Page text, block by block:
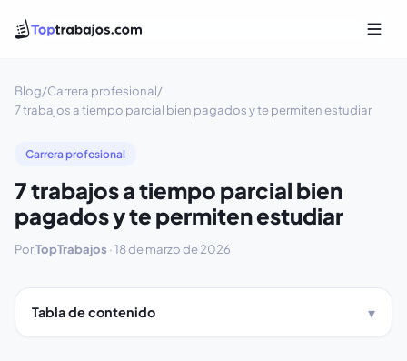
Blog/Carrera profesional/
7 trabajos a tiempo parcial bien pagados y te permiten estudiar
Carrera profesional
7 trabajos a tiempo parcial bien
pagados y te permiten estudiar
PorTopTrabajos ·18 de marzo de 2026
Tabla de contenido